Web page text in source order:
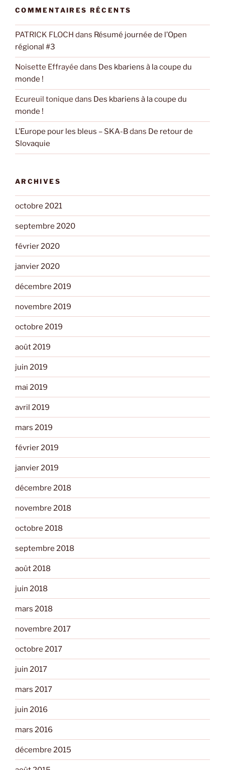
COMMENTAIRES RÉCENTS
PATRICK FLOCH dans Résumé journée de l’Open
régional #3
Noisette Effrayée dans Des kbariens à la coupe du
monde !
Ecureuil tonique dans Des kbariens à la coupe du
monde !
L’Europe pour les bleus – SKA-Bdans De retour de
Slovaquie
ARCHIVES
octobre 2021
septembre 2020
février 2020
janvier 2020
décembre 2019
novembre 2019
octobre 2019
août 2019
juin 2019
mai 2019
avril 2019
mars 2019
février 2019
janvier 2019
décembre 2018
novembre 2018
octobre 2018
septembre 2018
août 2018
juin 2018
mars 2018
novembre 2017
octobre 2017
juin 2017
mars 2017
juin 2016
mars 2016
décembre 2015